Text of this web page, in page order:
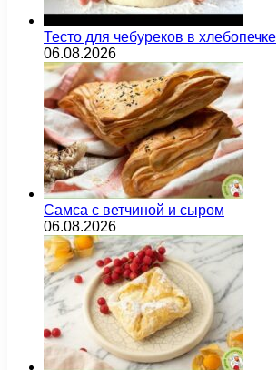
Тесто для чебуреков в хлебопечке
06.08.2026
Самса с ветчиной и сыром
06.08.2026